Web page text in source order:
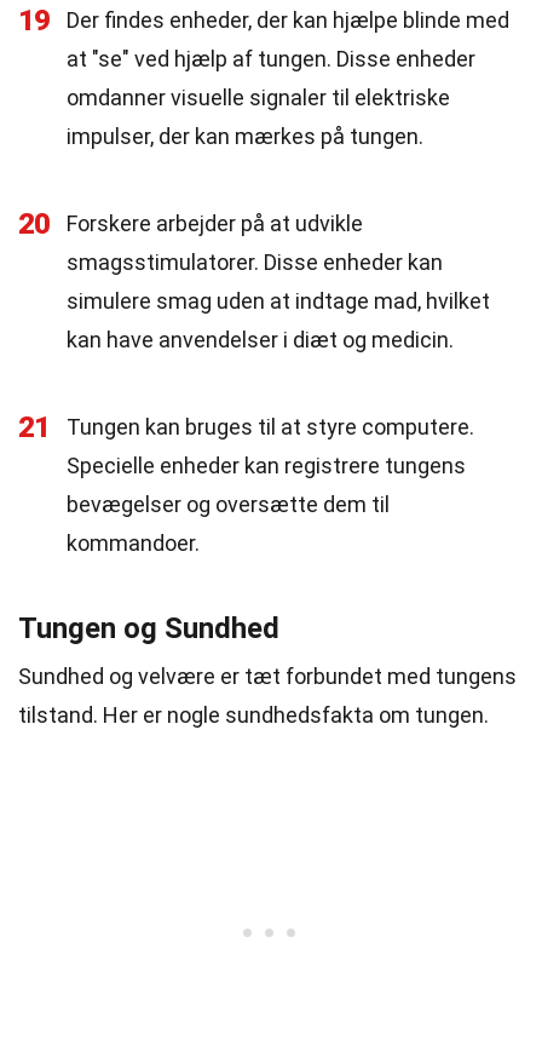
19
Der findes enheder, der kan hjælpe blinde med
at "se" ved hjælp af tungen. Disse enheder
omdanner visuelle signaler til elektriske
impulser, der kan mærkes på tungen.
20
Forskere arbejder på at udvikle
smagsstimulatorer. Disse enheder kan
simulere smag uden at indtage mad, hvilket
kan have anvendelser i diæt og medicin.
21
Tungen kan bruges til at styre computere.
Specielle enheder kan registrere tungens
bevægelser og oversætte dem til
kommandoer.
Tungen og Sundhed
Sundhed og velvære er tæt forbundet med tungens
tilstand. Her er nogle sundhedsfakta om tungen.